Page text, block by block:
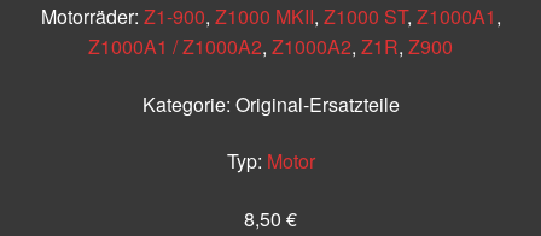
Motorräder: Z1-900, Z1000 MKII, Z1000 ST, Z1000A1,
Z1000A1 / Z1000A2, Z1000A2, Z1R, Z900
Kategorie: Original-Ersatzteile
Typ: Motor
8,50 €